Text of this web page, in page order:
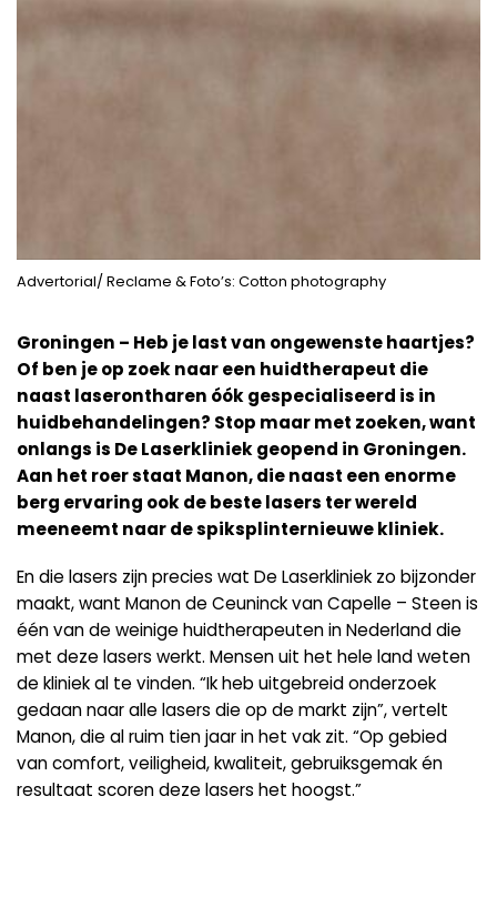
Advertorial/ Reclame & Foto’s: Cotton photography
Groningen – Heb je last van ongewenste haartjes?
Of ben je op zoek naar een huidtherapeut die
naast laserontharen óók gespecialiseerd is in
huidbehandelingen? Stop maar met zoeken, want
onlangs is De Laserkliniek geopend in Groningen.
Aan het roer staat Manon, die naast een enorme
berg ervaring ook de beste lasers ter wereld
meeneemt naar de spiksplinternieuwe kliniek.
En die lasers zijn precies wat De Laserkliniek zo bijzonder
maakt, want Manon de Ceuninck van Capelle – Steen is
één van de weinige huidtherapeuten in Nederland die
met deze lasers werkt. Mensen uit het hele land weten
de kliniek al te vinden. “Ik heb uitgebreid onderzoek
gedaan naar alle lasers die op de markt zijn”, vertelt
Manon, die al ruim tien jaar in het vak zit. “Op gebied
van comfort, veiligheid, kwaliteit, gebruiksgemak én
resultaat scoren deze lasers het hoogst.”